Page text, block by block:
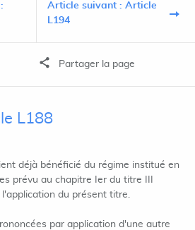
Article suivant : Article
L194
Partager la page
L188
déjà bénéficié du régime institué en
prévu au chapitre Ier du titre III
du présent titre.
par application d'une autre